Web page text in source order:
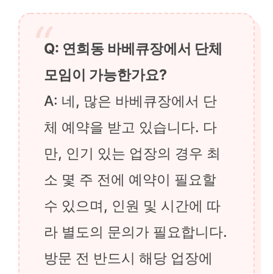
Q: 연희동 바베큐장에서 단체
모임이 가능한가요?
A: 네, 많은 바베큐장에서 단
체 예약을 받고 있습니다. 다
만, 인기 있는 업장의 경우 최
소 몇 주 전에 예약이 필요할
수 있으며, 인원 및 시간에 따
라 별도의 문의가 필요합니다.
방문 전 반드시 해당 업장에